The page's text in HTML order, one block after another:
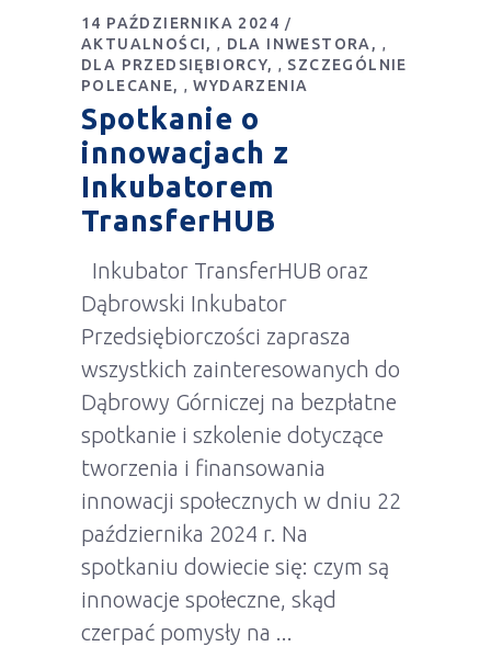
14 PAŹDZIERNIKA 2024
AKTUALNOŚCI
DLA INWESTORA
DLA PRZEDSIĘBIORCY
SZCZEGÓLNIE
POLECANE
,WYDARZENIA
Spotkanie o
innowacjach z
Inkubatorem
TransferHUB
Inkubator TransferHUB oraz
Dąbrowski Inkubator
Przedsiębiorczości zaprasza
wszystkich zainteresowanych do
Dąbrowy Górniczej na bezpłatne
spotkanie i szkolenie dotyczące
tworzenia i finansowania
innowacji społecznych w dniu 22
października 2024 r. Na
spotkaniu dowiecie się: czym są
innowacje społeczne, skąd
czerpać pomysły na